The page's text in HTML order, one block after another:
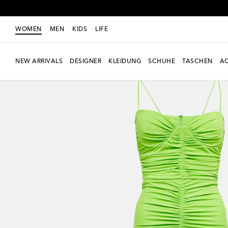
WOMEN MEN KIDS LIFE
NEW ARRIVALS DESIGNER KLEIDUNG SCHUHE TASCHEN